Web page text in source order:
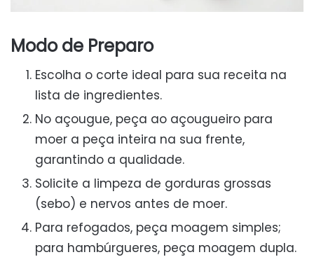
Modo de Preparo
Escolha o corte ideal para sua receita na
lista de ingredientes.
No açougue, peça ao açougueiro para
moer a peça inteira na sua frente,
garantindo a qualidade.
Solicite a limpeza de gorduras grossas
(sebo) e nervos antes de moer.
Para refogados, peça moagem simples;
para hambúrgueres, peça moagem dupla.